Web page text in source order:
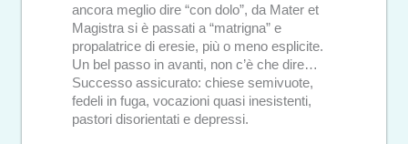
ancora meglio dire “con dolo”, da Mater et
Magistra si è passati a “matrigna” e
propalatrice di eresie, più o meno esplicite.
Un bel passo in avanti, non c’è che dire…
Successo assicurato: chiese semivuote,
fedeli in fuga, vocazioni quasi inesistenti,
pastori disorientati e depressi.